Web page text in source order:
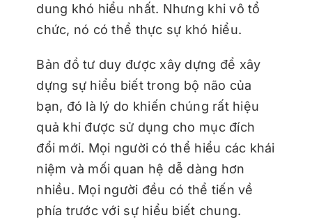
dung khó hiểu nhất. Nhưng khi vô tổ
chức, nó có thể thực sự khó hiểu.
Bản đồ tư duy được xây dựng để xây
dựng sự hiểu biết trong bộ não của
bạn, đó là lý do khiến chúng rất hiệu
quả khi được sử dụng cho mục đích
đổi mới. Mọi người có thể hiểu các khái
niệm và mối quan hệ dễ dàng hơn
nhiều. Mọi người đều có thể tiến về
phía trước với sự hiểu biết chung.